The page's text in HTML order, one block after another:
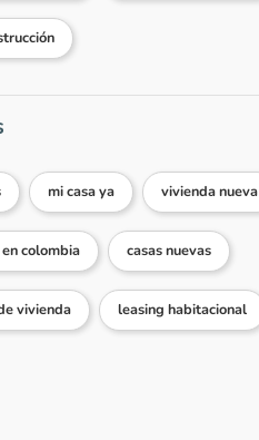
mi casa ya vivienda nueva
colombia casas nuevas
vivienda leasing habitacional